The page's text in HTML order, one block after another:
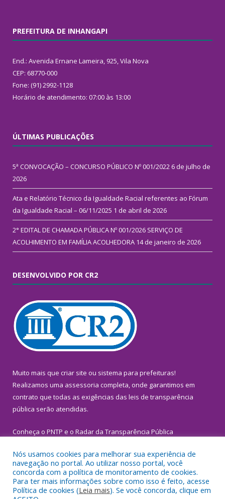
PREFEITURA DE INHANGAPI
End.: Avenida Ernane Lameira, 925, Vila Nova
CEP: 68770-000
Fone: (91) 2992-1128
Horário de atendimento: 07:00 às 13:00
ÚLTIMAS PUBLICAÇÕES
5ª CONVOCAÇÃO – CONCURSO PÚBLICO Nº 001/2022 6 de julho de
2026
Ata e Relatório Técnico da Igualdade Racial referentes ao Fórum
da Igualdade Racial – 06/11/2025 1 de abril de 2026
2° EDITAL DE CHAMADA PÚBLICA Nº 001/2026 SERVIÇO DE
ACOLHIMENTO EM FAMÍLIA ACOLHEDORA 14 de janeiro de 2026
DESENVOLVIDO POR CR2
Muito mais que criar site ou sistema para prefeituras!
Realizamos uma assessoria completa, onde garantimos em
contrato que todas as exigências das leis de transparência
pública serão atendidas.
Conheça o PNTP e o Radar da Transparência Pública
Todos os direitos reservados a Prefeitura Municipal de
Inhangapi.
Nós usamos cookies para melhorar sua experiência de
navegação no portal. Ao utilizar nosso portal, você
concorda com a política de monitoramento de cookies.
Para ter mais informações sobre como isso é feito, acesse
Política de cookies (Leia mais). Se você concorda, clique em